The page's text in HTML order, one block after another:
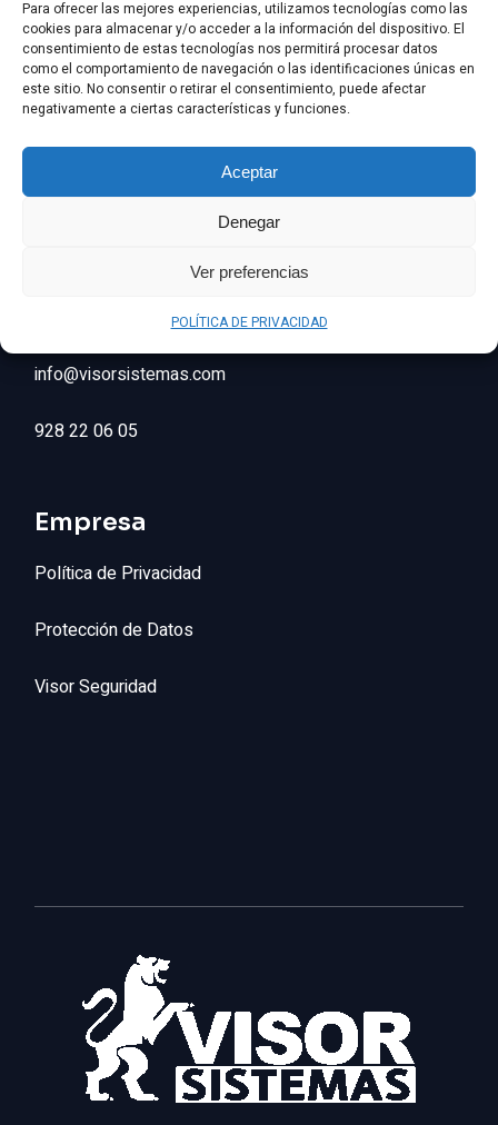
Para ofrecer las mejores experiencias, utilizamos tecnologías como las
cookies para almacenar y/o acceder a la información del dispositivo. El
consentimiento de estas tecnologías nos permitirá procesar datos
como el comportamiento de navegación o las identificaciones únicas en
este sitio. No consentir o retirar el consentimiento, puede afectar
negativamente a ciertas características y funciones.
Aceptar
Denegar
Ver preferencias
POLÍTICA DE PRIVACIDAD
Visor Sistemas
La empresa de seguridad Canaria que estabas
Contactanos
info@visorsistemas.com
928 22 06 05
Empresa
Política de Privacidad
Protección de Datos
Visor Seguridad